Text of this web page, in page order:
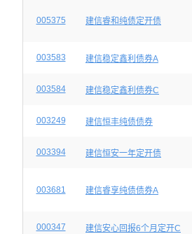
005375 建信睿和纯债定开债
003583 建信稳定鑫利债券A
003584 建信稳定鑫利债券C
003249 建信恒丰纯债债券
003394 建信恒安一年定开债
003681 建信睿享纯债债券A
000347 建信安心回报6个月定开C